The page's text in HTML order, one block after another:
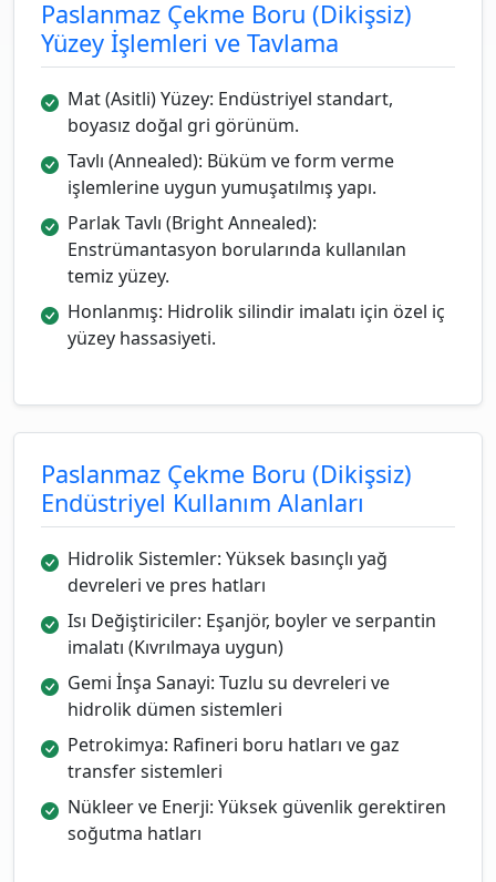
Paslanmaz Çekme Boru (Dikişsiz)
Yüzey İşlemleri ve Tavlama
Mat (Asitli) Yüzey: Endüstriyel standart,
boyasız doğal gri görünüm.
Tavlı (Annealed): Büküm ve form verme
işlemlerine uygun yumuşatılmış yapı.
Parlak Tavlı (Bright Annealed):
Enstrümantasyon borularında kullanılan
temiz yüzey.
Honlanmış: Hidrolik silindir imalatı için özel iç
yüzey hassasiyeti.
Paslanmaz Çekme Boru (Dikişsiz)
Endüstriyel Kullanım Alanları
Hidrolik Sistemler: Yüksek basınçlı yağ
devreleri ve pres hatları
Isı Değiştiriciler: Eşanjör, boyler ve serpantin
imalatı (Kıvrılmaya uygun)
Gemi İnşa Sanayi: Tuzlu su devreleri ve
hidrolik dümen sistemleri
Petrokimya: Rafineri boru hatları ve gaz
transfer sistemleri
Nükleer ve Enerji: Yüksek güvenlik gerektiren
soğutma hatları